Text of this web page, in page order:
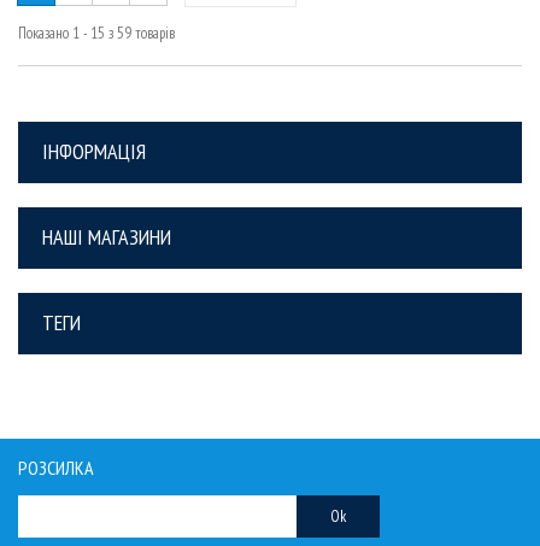
Показано 1 - 15 з 59 товарів
ІНФОРМАЦІЯ
НАШІ МАГАЗИНИ
ТЕГИ
РОЗСИЛКА
Ok